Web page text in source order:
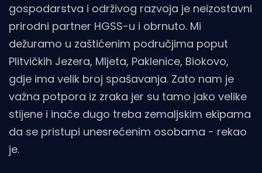
gospodarstva i održivog razvoja je neizostavni
prirodni partner HGSS-u i obrnuto. Mi
dežuramo u zaštićenim područjima poput
Plitvičkih Jezera, Mljeta, Paklenice, Biokovo,
gdje ima velik broj spašavanja. Zato nam je
važna potpora iz zraka jer su tamo jako velike
stijene i inače dugo treba zemaljskim ekipama
da se pristupi unesrećenim osobama - rekao
je.